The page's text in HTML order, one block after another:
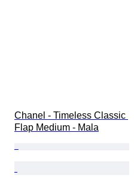
Chanel - Timeless Classic
Flap Medium - Mala